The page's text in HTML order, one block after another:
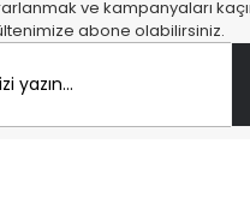
ve kampanyaları
abone olabilirsiniz.